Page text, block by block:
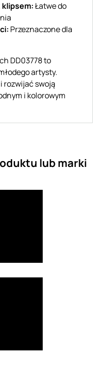
Łatwe do
Przeznaczone dla
DD03778 to
artysty.
rozwijać swoją
i kolorowym
lub marki